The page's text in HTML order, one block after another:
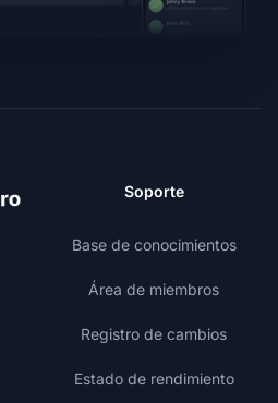
Soporte
Base de conocimientos
Área de miembros
Registro de cambios
Estado de rendimiento